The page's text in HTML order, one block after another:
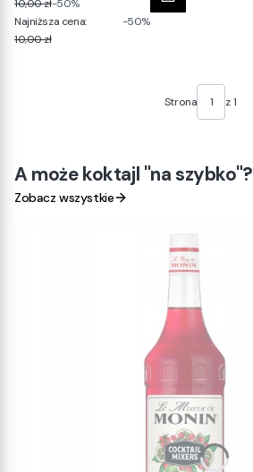
10,00 zł-50%
Najniższa cena:
10,00 zł
-50%
Strona z 1
A może koktajl "na szybko"?
Zobacz wszystkie